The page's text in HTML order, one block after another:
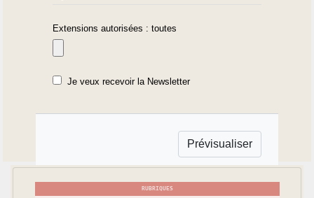
Extensions autorisées : toutes
Je veux recevoir la Newsletter
RUBRIQUES